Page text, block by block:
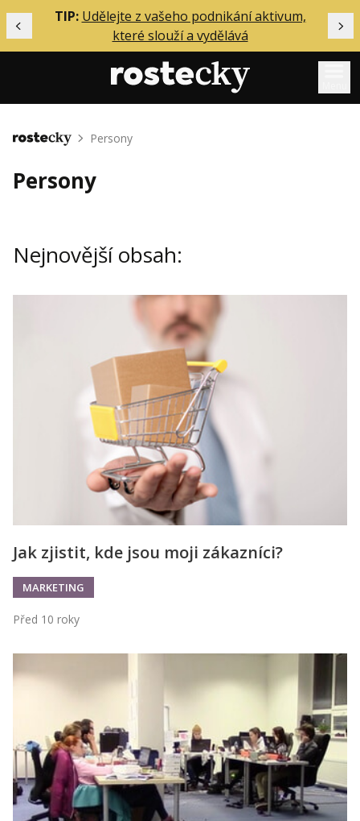
Předchozí
TIP: Udělejte z vašeho podnikání aktivum,
které slouží a vydělává
Mentoring
Solo
Inzerce
Obchodní podmínky
Hledaná fráze
Domů Persony
Persony
Nejnovější obsah:
Jak zjistit, kde jsou moji zákazníci?
MARKETING
Před 10 roky